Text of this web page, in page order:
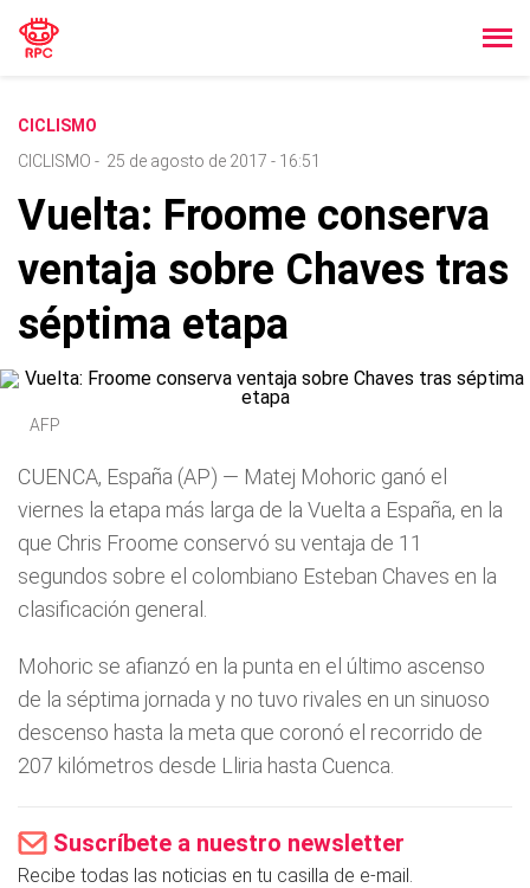
CICLISMO
CICLISMO - 25 de agosto de 2017 - 16:51
Vuelta: Froome conserva
ventaja sobre Chaves tras
séptima etapa
AFP
CUENCA, España (AP) — Matej Mohoric ganó el
viernes la etapa más larga de la Vuelta a España, en la
que Chris Froome conservó su ventaja de 11
segundos sobre el colombiano Esteban Chaves en la
clasificación general.
Mohoric se afianzó en la punta en el último ascenso
de la séptima jornada y no tuvo rivales en un sinuoso
descenso hasta la meta que coronó el recorrido de
207 kilómetros desde Lliria hasta Cuenca.
Suscríbete a nuestro newsletter
Recibe todas las noticias en tu casilla de e-mail.